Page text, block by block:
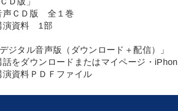
声ＣＤ版 全１巻
演資料 1部
ジタル音声版（ダウンロード＋配信）」
話をダウンロードまたはマイページ・
演資料ＰＤＦファイル